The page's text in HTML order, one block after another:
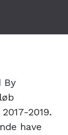
By
2019.
have